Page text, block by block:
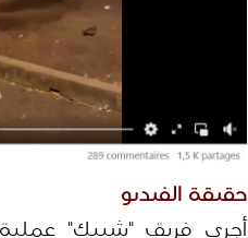
حقيقة الفيديو